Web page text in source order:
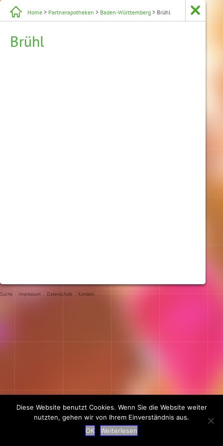
Home > Partnerapotheken > Baden-Württemberg > Brühl
Brühl
Suche | Impressum | Datenschutz | Kontakt
Diese Website benutzt Cookies. Wenn Sie die Website weiter
nutzten, gehen wir von Ihrem Einverständnis aus.
OK
Weiterlesen